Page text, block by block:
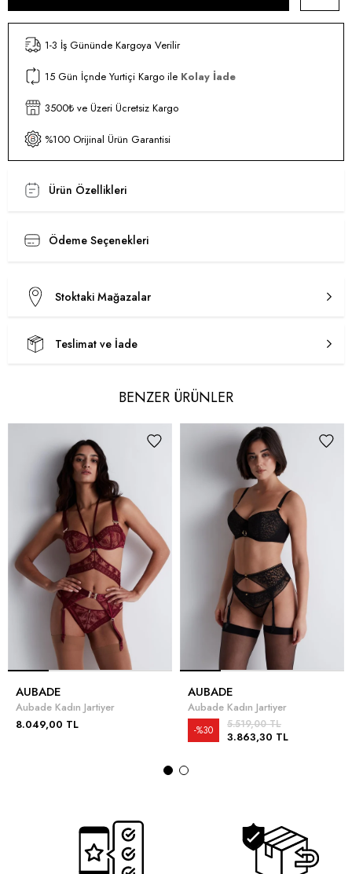
1-3 İş Gününde Kargoya Verilir
15 Gün İçnde Yurtiçi Kargo ile Kolay İade
3500₺ ve Üzeri Ücretsiz Kargo
%100 Orijinal Ürün Garantisi
Ürün Özellikleri
Ödeme Seçenekleri
Stoktaki Mağazalar
Teslimat ve İade
BENZER ÜRÜNLER
AUBADE
Aubade Kadın Jartiyer
8.049,00 TL
AUBADE
Aubade Kadın Jartiyer
3.863,30 TL
5.519,00 TL
%30